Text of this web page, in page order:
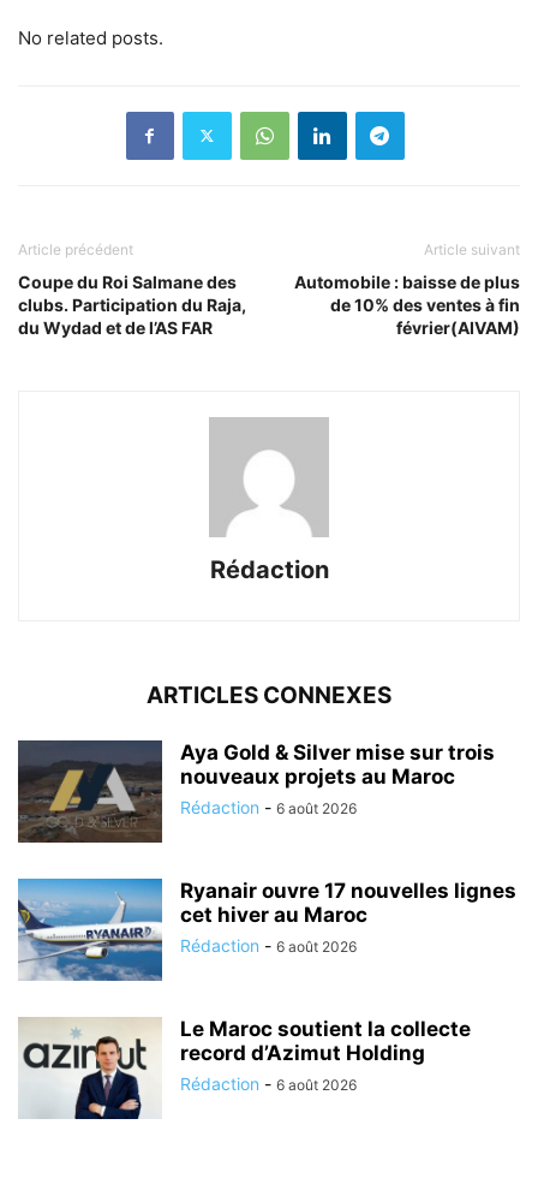
No related posts.
Article précédent
Coupe du Roi Salmane des
clubs. Participation du Raja,
du Wydad et de l’AS FAR
Article suivant
Automobile : baisse de plus
de 10% des ventes à fin
février(AIVAM)
Rédaction
ARTICLES CONNEXES
Aya Gold & Silver mise sur trois
nouveaux projets au Maroc
Rédaction - 6 août 2026
Ryanair ouvre 17 nouvelles lignes
cet hiver au Maroc
Rédaction - 6 août 2026
Le Maroc soutient la collecte
record d’Azimut Holding
Rédaction - 6 août 2026